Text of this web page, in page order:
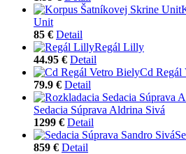
Unit
85 € Detail
Regál Lilly
44.95 € Detail
Cd Regál
79.9 € Detail
Sedacia Súprava Aldrina Sivá
1299 € Detail
859 € Detail